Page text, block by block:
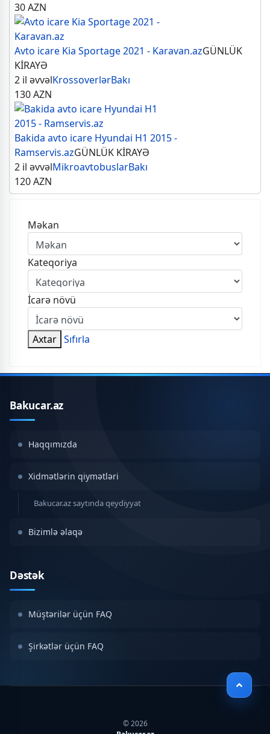
30AZN
Avto icare Kia Sportage 2021 - Karavan.azGÜNLÜK
KİRAYƏ
2 il əvvəlKrossoverlərBakı
130AZN
Bakida avto icare Hyundai H1 2015 -
Ramservis.azGÜNLÜK KİRAYƏ
2 il əvvəlMikroavtobuslarBakı
120AZN
Məkan
Kateqoriya
İcarə növü
Axtar Sıfırla
Bakucar.az
Haqqımızda
Xidmətlərin qiymətləri
Bakucar.az saytında qeydiyyat
Bizimlə əlaqə
Dəstək
Müştərilər üçün FAQ
Şirkətlər üçün FAQ
© 2026